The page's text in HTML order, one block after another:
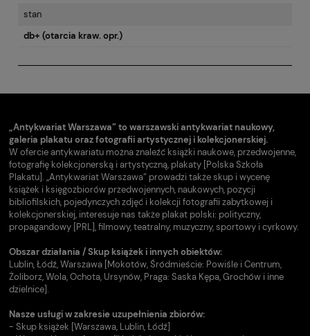
stan
db+ (otarcia kraw. opr.)
„Antykwariat Warszawa” to warszawski antykwariat naukowy,
galeria plakatu oraz fotografii artystycznej i kolekcjonerskiej.
W ofercie antykwariatu można znaleźć książki naukowe, przedwojenne,
fotografię kolekcjonerską i artystyczną, plakaty [Polska Szkoła
Plakatu]. „Antykwariat Warszawa” prowadzi także skup i wycenę
książek i księgozbiorów przedwojennych, naukowych, pozycji
bibliofilskich, pojedynczych zdjęć i kolekcji fotografii zabytkowej i
kolekcjonerskiej, interesuje nas także plakat polski: polityczny,
propagandowy [PRL], filmowy, teatralny, muzyczny, sportowy i cyrkowy.
Obszar działania / Skup książek i innych obiektów:
Lublin, Łódź, Warszawa [Mokotów, Śródmieście: Powiśle i Centrum,
Żoliborz, Wola, Ochota, Ursynów, Praga: Saska Kępa, Grochów i inne
dzielnice].
Nasze usługi w zakresie uzupełnienia zbiorów:
- Skup książek [Warszawa, Lublin, Łódź]